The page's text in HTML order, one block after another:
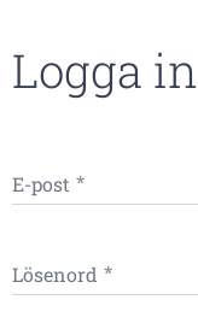
Logga in
E-post
Lösenord